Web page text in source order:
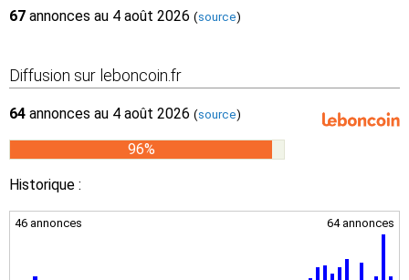
67 annonces au 4 août 2026 (source)
Diffusion sur leboncoin.fr
64 annonces au 4 août 2026 (source)
96%
Historique :
46 annonces 64 annonces